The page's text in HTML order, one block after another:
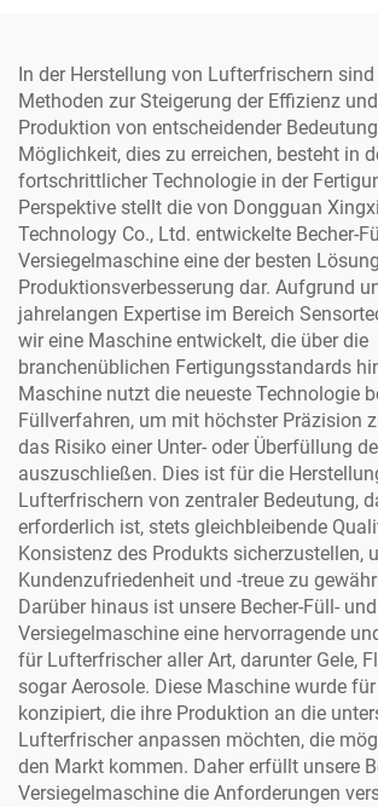
In der Herstellung von Lufterfrischern
Methoden zur Steigerung der Effizienz
Produktion von entscheidender
Möglichkeit, dies zu erreichen, besteht in
fortschrittlicher Technologie in der
Perspektive stellt die von Dongguan
Technology Co., Ltd. entwickelte Becher-
Versiegelmaschine eine der besten
Produktionsverbesserung dar. Aufgrund
jahrelangen Expertise im Bereich
wir eine Maschine entwickelt, die über die
branchenüblichen Fertigungsstandards
Maschine nutzt die neueste Technologie
Füllverfahren, um mit höchster Präzision
das Risiko einer Unter- oder Überfüllung
auszuschließen. Dies ist für die
Lufterfrischern von zentraler Bedeutung,
erforderlich ist, stets gleichbleibende
Konsistenz des Produkts sicherzustellen,
Kundenzufriedenheit und -treue zu
Darüber hinaus ist unsere Becher-Füll- und
Versiegelmaschine eine hervorragende
für Lufterfrischer aller Art, darunter Gele,
sogar Aerosole. Diese Maschine wurde
konzipiert, die ihre Produktion an die
Lufterfrischer anpassen möchten, die
den Markt kommen. Daher erfüllt unsere
Versiegelmaschine die Anforderungen